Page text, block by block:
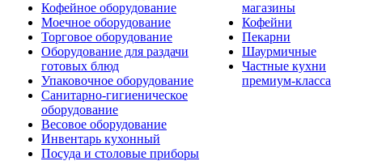
Кофейное оборудование
Моечное оборудование
Торговое оборудование
Оборудование для раздачи
готовых блюд
Упаковочное оборудование
Санитарно-гигиеническое
оборудование
Весовое оборудование
Инвентарь кухонный
Посуда и столовые приборы
магазины
Кофейни
Пекарни
Шаурмичные
Частные кухни
премиум-класса